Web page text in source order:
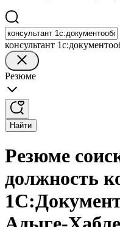
консультант
Резюме
Найти
Резюме
должность